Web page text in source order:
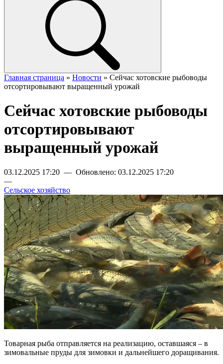
Главная страница » Новости » Сейчас хотовские рыбоводы
отсортировывают выращенный урожай
Сейчас хотовские рыбоводы
отсортировывают
выращенный урожай
03.12.2025 17:20 — Обновлено: 03.12.2025 17:20
—
Сельское хозяйство
Товарная рыба отправляется на реализацию, оставшаяся – в
зимовальные пруды для зимовки и дальнейшего доращивания.